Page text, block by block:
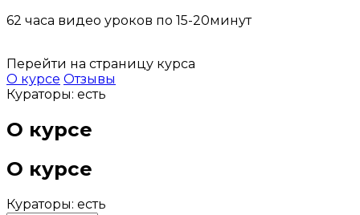
62 часа видео уроков по 15-20минут
Перейти на страницу курса
О курсе Отзывы
Кураторы: есть
О курсе
О курсе
Кураторы: есть